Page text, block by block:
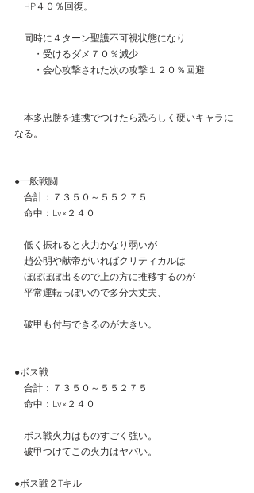
HP４０％回復。
同時に４ターン聖護不可視状態になり
・受けるダメ７０％減少
・会心攻撃された次の攻撃１２０％回避
本多忠勝を連携でつけたら恐ろしく硬いキャラに
なる。
●一般戦闘
合計：７３５０～５５２７５
命中：Lv×２４０
低く振れると火力かなり弱いが
趙公明や献帝がいればクリティカルは
ほぼほぼ出るので上の方に推移するのが
平常運転っぽいので多分大丈夫、
破甲も付与できるのが大きい。
●ボス戦
合計：７３５０～５５２７５
命中：Lv×２４０
ボス戦火力はものすごく強い。
破甲つけてこの火力はヤバい。
●ボス戦２Tキル